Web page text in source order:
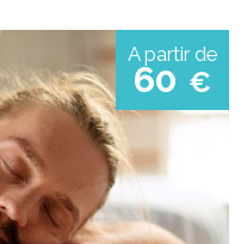
A partir de
60 €